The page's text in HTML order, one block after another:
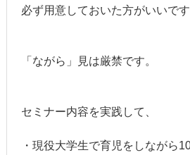
必ず用意しておいた方がいいです
「ながら」見は厳禁です。
セミナー内容を実践して、
・現役大学生で育児をしながら